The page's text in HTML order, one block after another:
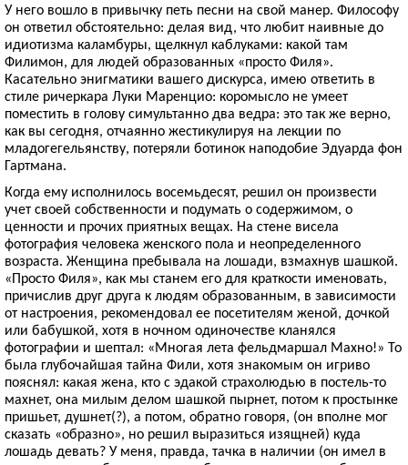
У него вошло в привычку петь песни на свой манер. Философу
он ответил обстоятельно: делая вид, что любит наивные до
идиотизма каламбуры, щелкнул каблуками: какой там
Филимон, для людей образованных «просто Филя».
Касательно энигматики вашего дискурса, имею ответить в
стиле ричеркара Луки Маренцио: коромысло не умеет
поместить в голову симультанно два ведра: это так же верно,
как вы сегодня, отчаянно жестикулируя на лекции по
младогегельянству, потеряли ботинок наподобие Эдуарда фон
Гартмана.
Когда ему исполнилось восемьдесят, решил он произвести
учет своей собственности и подумать о содержимом, о
ценности и прочих приятных вещах. На стене висела
фотография человека женского пола и неопределенного
возраста. Женщина пребывала на лошади, взмахнув шашкой.
«Просто Филя», как мы станем его для краткости именовать,
причислив друг друга к людям образованным, в зависимости
от настроения, рекомендовал ее посетителям женой, дочкой
или бабушкой, хотя в ночном одиночестве кланялся
фотографии и шептал: «Многая лета фельдмаршал Махно!» То
была глубочайшая тайна Фили, хотя знакомым он игриво
пояснял: какая жена, кто с эдакой страхолюдью в постель-то
махнет, она милым делом шашкой пырнет, потом к простынке
пришьет, душнет(?), а потом, обратно говоря, (он вполне мог
сказать «образно», но решил выразиться изящней) куда
лошадь девать? У меня, правда, тачка в наличии (он имел в